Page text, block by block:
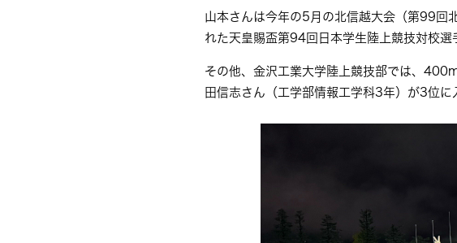
山本さんは今年の5月の北信越大会（第99回
れた天皇賜盃第94回日本学生陸上競技対校選
その他、金沢工業大学陸上競技部では、
田信志さん（工学部情報工学科3年）が3位に